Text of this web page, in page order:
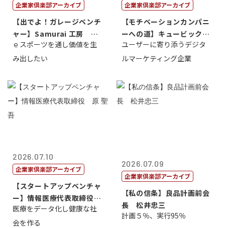
企業家倶楽部アーカイブ
【出でよ！ガレージベンチ
ャー】Samurai 工房 代
表取締...
ｅスポーツを通し価値を生
み出したい
企業家倶楽部アーカイブ
【モチベーションカンパニ
ーへの道】キュービック代
表取締役CE...
ユーザーに寄り添うデジタ
ルマーケティング企業
2026.07.10
企業家倶楽部アーカイブ
【スタートアップベンチャ
ー】情報医療代表取締役
原 聖吾
医療をデータ化し健康な社
会を作る
2026.07.09
企業家倶楽部アーカイブ
【私の信条】良品計画前会
長 松井忠三
計画５％、実行95％